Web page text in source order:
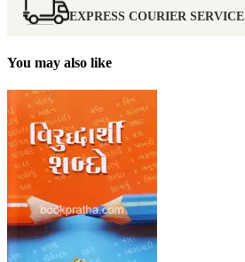
EXPRESS COURIER SERVICE
You may also like